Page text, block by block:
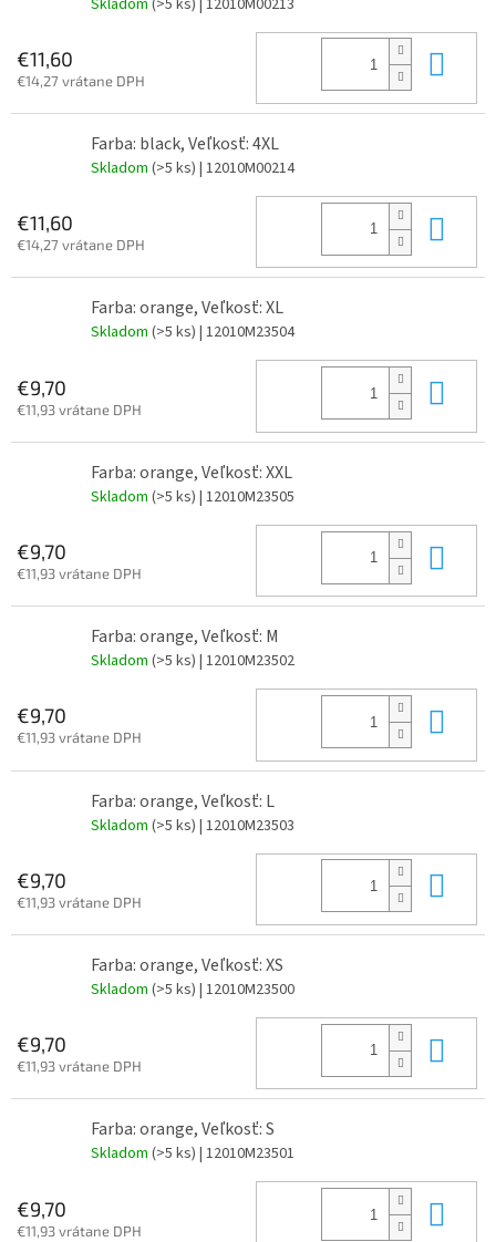
€11,60
€14,27 vrátane DPH
Farba: black, Veľkosť: 4XL
Skladom (>5 ks) | 12010M00214
€11,60
€14,27 vrátane DPH
Farba: orange, Veľkosť: XL
Skladom (>5 ks) | 12010M23504
€9,70
€11,93 vrátane DPH
Farba: orange, Veľkosť: XXL
Skladom (>5 ks) | 12010M23505
€9,70
€11,93 vrátane DPH
Farba: orange, Veľkosť: M
Skladom (>5 ks) | 12010M23502
€9,70
€11,93 vrátane DPH
Farba: orange, Veľkosť: L
Skladom (>5 ks) | 12010M23503
€9,70
€11,93 vrátane DPH
Farba: orange, Veľkosť: XS
Skladom (>5 ks) | 12010M23500
€9,70
€11,93 vrátane DPH
Farba: orange, Veľkosť: S
Skladom (>5 ks) | 12010M23501
€9,70
€11,93 vrátane DPH